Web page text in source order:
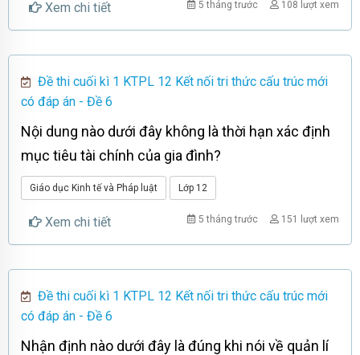
Xem chi tiết 108 lượt xem
5 tháng trước
Đề thi cuối kì 1 KTPL 12 Kết nối tri thức cấu trúc mới
có đáp án - Đề 6
Nội dung nào dưới đây không là thời hạn xác định
mục tiêu tài chính của gia đình?
Giáo dục Kinh tế và Pháp luật Lớp 12
Xem chi tiết 151 lượt xem
5 tháng trước
Đề thi cuối kì 1 KTPL 12 Kết nối tri thức cấu trúc mới
có đáp án - Đề 6
Nhận định nào dưới đây là đúng khi nói về quản lí